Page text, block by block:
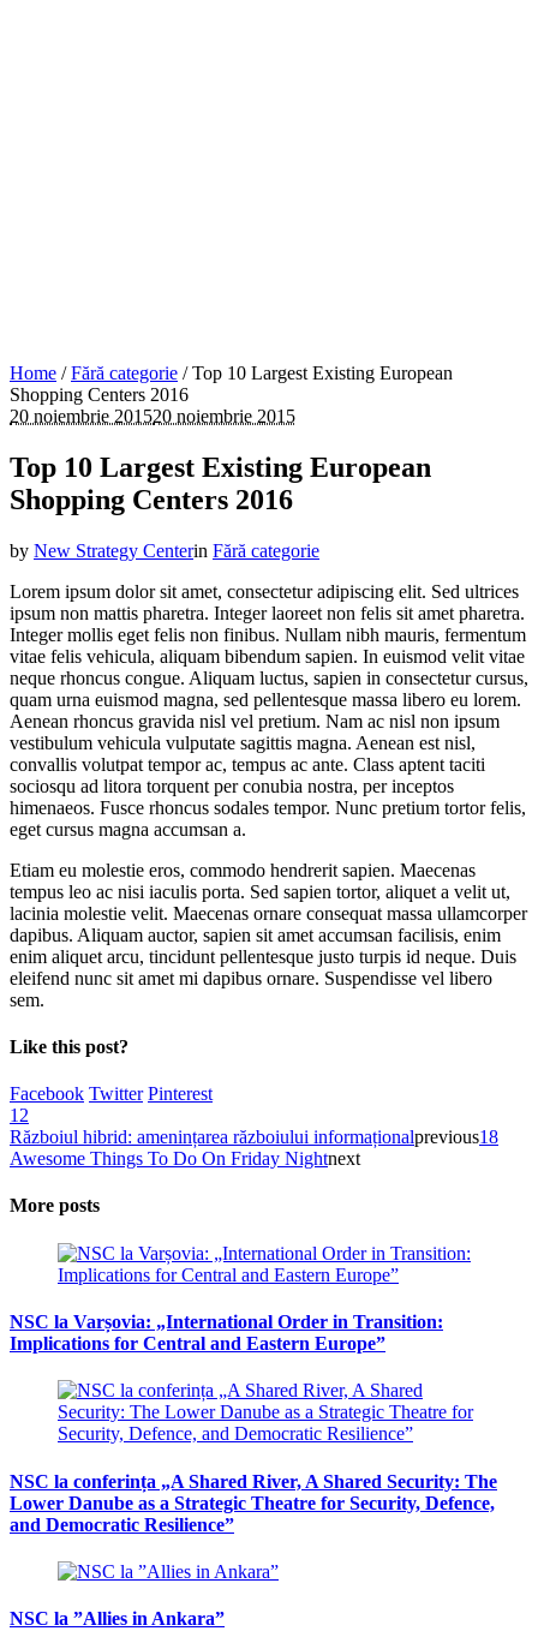
Home /Fără categorie /Top 10 Largest Existing European
Shopping Centers 2016
20 noiembrie 201520 noiembrie 2015
Top 10 Largest Existing European
Shopping Centers 2016
by New Strategy Centerin Fără categorie
Lorem ipsum dolor sit amet, consectetur adipiscing elit. Sed ultrices
ipsum non mattis pharetra. Integer laoreet non felis sit amet pharetra.
Integer mollis eget felis non finibus. Nullam nibh mauris, fermentum
vitae felis vehicula, aliquam bibendum sapien. In euismod velit vitae
neque rhoncus congue. Aliquam luctus, sapien in consectetur cursus,
quam urna euismod magna, sed pellentesque massa libero eu lorem.
Aenean rhoncus gravida nisl vel pretium. Nam ac nisl non ipsum
vestibulum vehicula vulputate sagittis magna. Aenean est nisl,
convallis volutpat tempor ac, tempus ac ante. Class aptent taciti
sociosqu ad litora torquent per conubia nostra, per inceptos
himenaeos. Fusce rhoncus sodales tempor. Nunc pretium tortor felis,
eget cursus magna accumsan a.
Etiam eu molestie eros, commodo hendrerit sapien. Maecenas
tempus leo ac nisi iaculis porta. Sed sapien tortor, aliquet a velit ut,
lacinia molestie velit. Maecenas ornare consequat massa ullamcorper
dapibus. Aliquam auctor, sapien sit amet accumsan facilisis, enim
enim aliquet arcu, tincidunt pellentesque justo turpis id neque. Duis
eleifend nunc sit amet mi dapibus ornare. Suspendisse vel libero
sem.
Like this post?
Facebook Twitter Pinterest
12
Războiul hibrid: amenințarea războiului informaționalprevious18
Awesome Things To Do On Friday Nightnext
More posts
NSC la Varșovia: „International Order in Transition:
Implications for Central and Eastern Europe”
NSC la conferința „A Shared River, A Shared Security: The
Lower Danube as a Strategic Theatre for Security, Defence,
and Democratic Resilience”
NSC la ”Allies in Ankara”